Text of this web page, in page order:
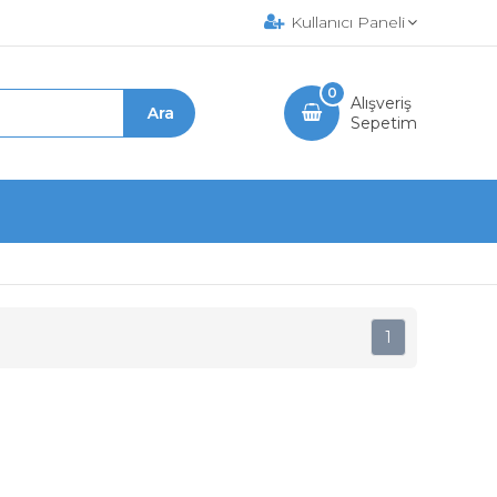
Kullanıcı Paneli
Alışveriş
Sepetim
0
1